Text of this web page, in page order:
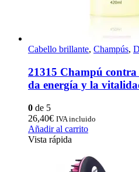
Cabello brillante, Champús,
21315 Champú contra
da energía y la
0 de 5
26,40€ IVA incluido
Añadir al carrito
Vista rápida